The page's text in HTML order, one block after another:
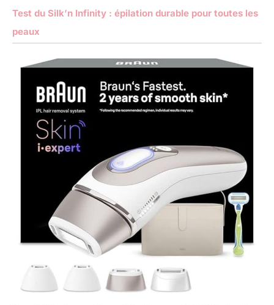
Test du Silk’n Infinity : épilation durable pour toutes les
peaux